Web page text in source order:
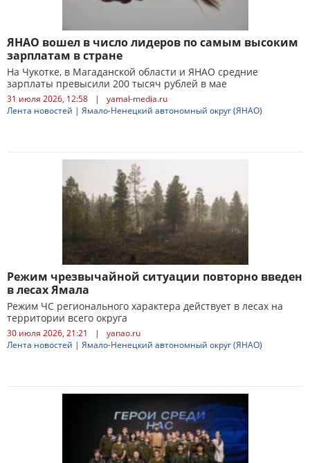
ЯНАО вошел в число лидеров по самым высоким
зарплатам в стране
На Чукотке, в Магаданской области и ЯНАО средние
зарплаты превысили 200 тысяч рублей в мае
31 июля 2026, 12:58 |
yamal-media.ru
Лента новостей | Ямало-Ненецкий автономный округ (ЯНАО)
Режим чрезвычайной ситуации повторно введен
в лесах Ямала
Режим ЧС регионального характера действует в лесах на
территории всего округа
30 июля 2026, 21:21 |
yanao.ru
Лента новостей | Ямало-Ненецкий автономный округ (ЯНАО)